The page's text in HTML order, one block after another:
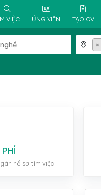
VIỆC ỨNG VIÊN TẠO CV
×
hồ sơ tìm việc